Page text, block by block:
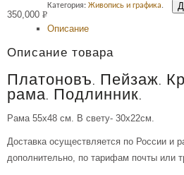
350,000 Р
УБ.
Категория: Живопись и графика.
Описание
Описание товара
Платоновъ. Пейзаж.
рама. Подлинник.
Рама 55х48 см. В свету- 30х22см.
Доставка осуществляется по России и
дополнительно, по тарифам почты или